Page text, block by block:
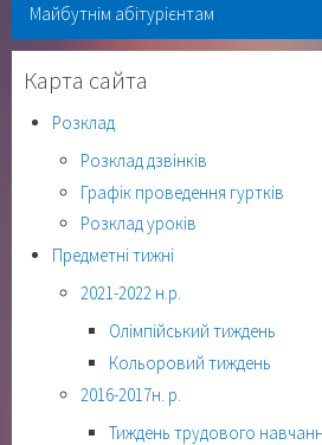
Майбутнім абітурієнтам
Карта сайта
Розклад
Розклад дзвінків
Графік проведення гуртків
Розклад уроків
Предметні тижні
2021-2022 н.р.
Олімпійський тиждень
Кольоровий тиждень
2016-2017н. р.
Тиждень трудового